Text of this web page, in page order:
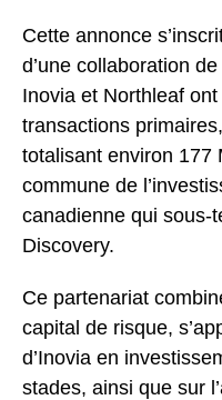
Cette annonce
d’une collaboration
Inovia et Northleaf
transactions
totalisant environ 177
commune de
canadienne qui sous-
Discovery.
Ce partenariat
capital de risque,
d’Inovia en
stades, ainsi que sur